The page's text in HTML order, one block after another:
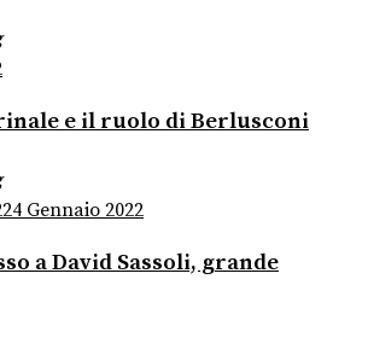
e il ruolo di Berlusconi
24 Gennaio 2022
a David Sassoli, grande